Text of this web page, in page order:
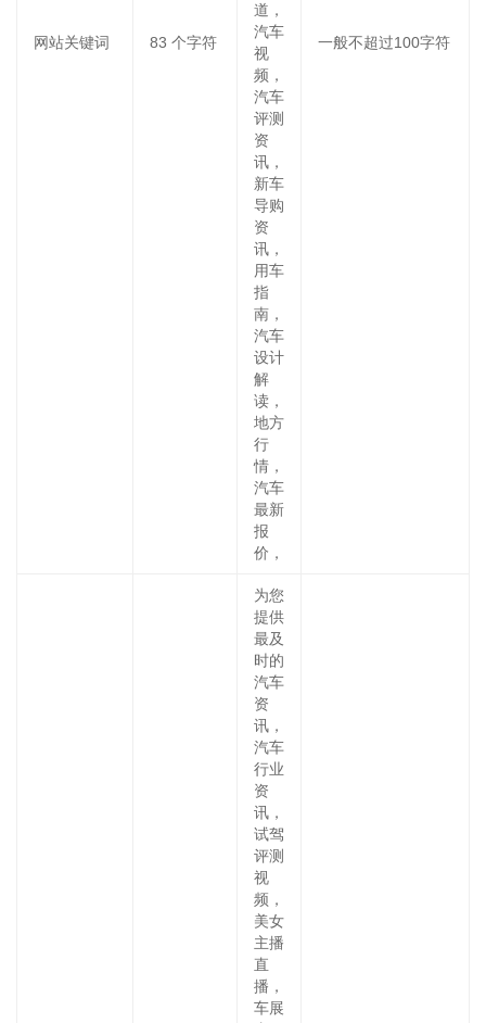
网站关键词 83 个字符
道，
汽车
视
频，
汽车
评测
资
讯，
新车
导购
资
讯，
用车
指
南，
汽车
设计
解
读，
地方
行
情，
汽车
最新
报
价，
一般不超过100字符
为您
提供
最及
时的
汽车
资
讯，
汽车
行业
资
讯，
试驾
评测
视
频，
美女
主播
直
播，
车展